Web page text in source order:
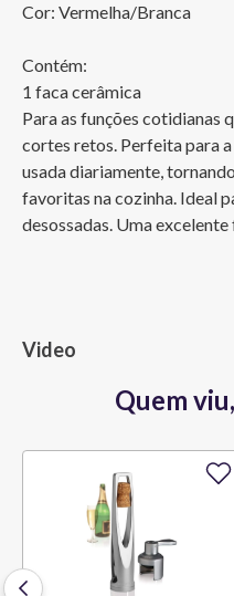
Cor: Vermelha/Branca
Contém:
1 faca cerâmica
Para as funções cotidianas
cortes retos. Perfeita para
usada diariamente,
favoritas na cozinha. Ideal
desossadas. Uma
Video
Quem